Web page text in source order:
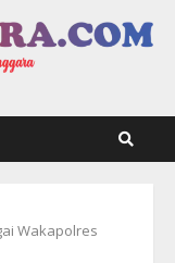
Wakapolres